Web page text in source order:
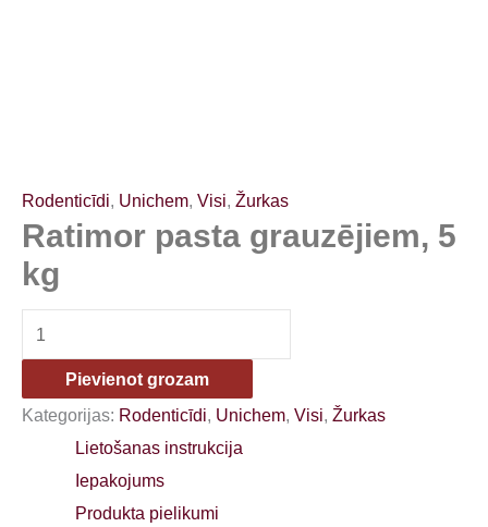
Rodenticīdi, Unichem, Visi, Žurkas
Ratimor pasta grauzējiem, 5
kg
Pievienot grozam
Kategorijas: Rodenticīdi, Unichem, Visi, Žurkas
Lietošanas instrukcija
Iepakojums
Produkta pielikumi